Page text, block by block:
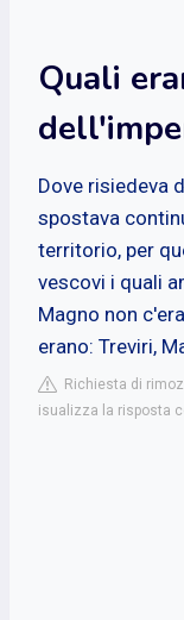
Quali
Dove risiedeva
spostava
territorio, per
vescovi i quali
Magno non
erano: Treviri,
Richiesta di
isualizza la risposta